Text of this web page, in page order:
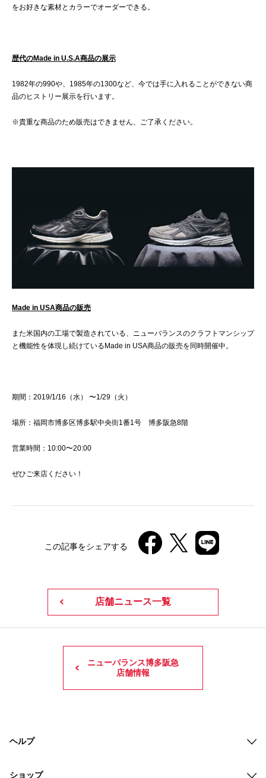
をお好きな素材とカラーでオーダーできる。
歴代のMade in U.S.A商品の展示
1982年の990や、1985年の1300など、今では手に入れることができない商
品のヒストリー展示を行います。
※貴重な商品のため販売はできません、ご了承ください。
Made in USA商品の販売
また米国内の工場で製造されている、ニューバランスのクラフトマンシップ
と機能性を体現し続けているMade in USA商品の販売を同時開催中。
期間：2019/1/16（水） 〜1/29（火）
場所：福岡市博多区博多駅中央街1番1号 博多阪急8階
営業時間：10:00〜20:00
ぜひご来店ください！
この記事をシェアする
店舗ニュース一覧
ニューバランス博多阪急
店舗情報
ヘルプ
ショップ